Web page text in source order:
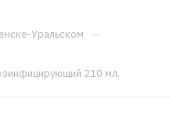
Уральском —
210 мл.